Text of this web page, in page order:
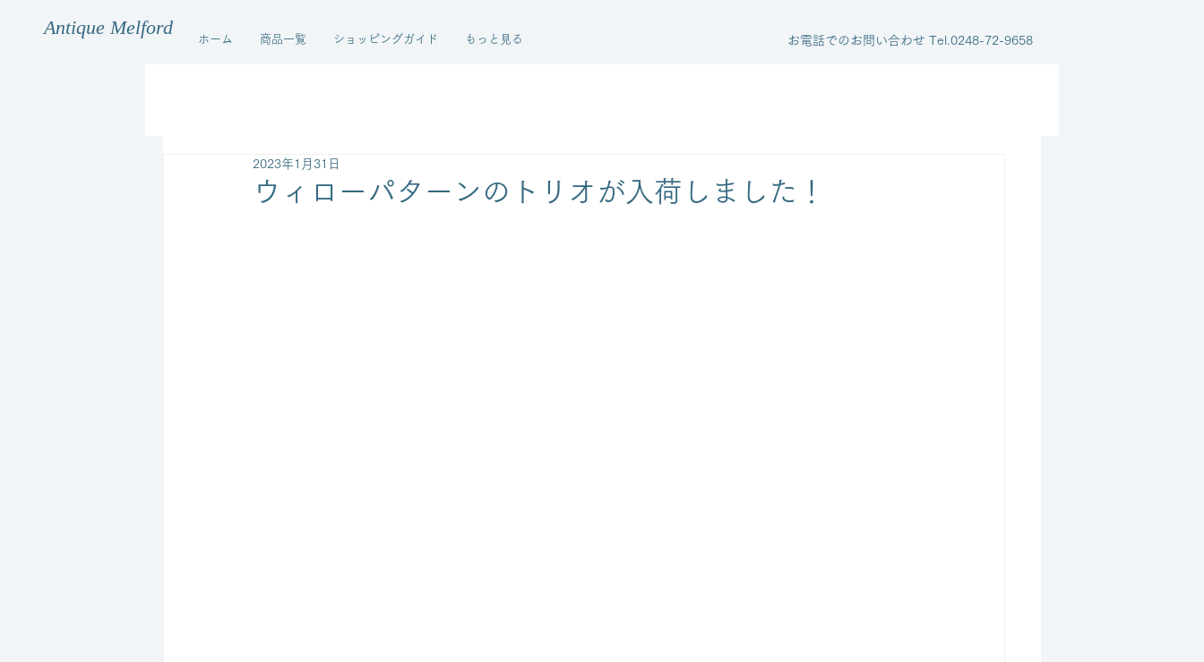
ホーム 商品一覧 ショッピングガイド もっと見る
Antique Melford
お電話でのお問い合わせ Tel.0248-72-9658
ウィローパターンのトリオが入荷しました！
2023年1月31日